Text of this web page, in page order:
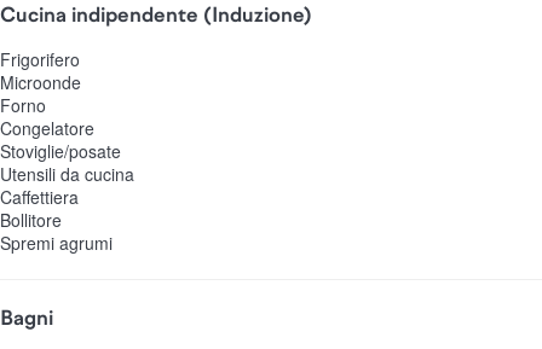
Cucina indipendente (Induzione)
Frigorifero
Microonde
Forno
Congelatore
Stoviglie/posate
Utensili da cucina
Caffettiera
Bollitore
Spremi agrumi
Bagni